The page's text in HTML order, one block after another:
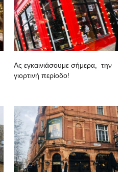
Ας εγκαινιάσουμε σήμερα, την
γιορτινή περίοδο!